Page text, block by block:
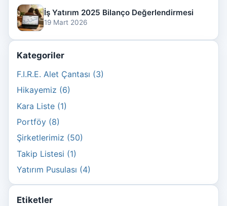
İş Yatırım 2025 Bilanço Değerlendirmesi
19 Mart 2026
Kategoriler
F.I.R.E. Alet Çantası (3)
Hikayemiz (6)
Kara Liste (1)
Portföy (8)
Şirketlerimiz (50)
Takip Listesi (1)
Yatırım Pusulası (4)
Etiketler